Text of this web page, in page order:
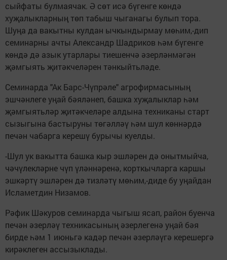
сыйфаты булмаячак. Ә сөт исә бүгенге көндә
хуҗалыкларның төп табыш чыганагы булып тора.
Шуңа да вакытны кулдан ычкындырмау мөһим,-дип
семинарны ачты Александр Шадриков һәм бүгенге
көндә дә азык утарлары тиешенчә әзерләнмәгән
җәмгыять җитәкчеләрен тәнкыйтьләде.
Семинарда "Ак Барс-Чүпрәле" агрофирмасының
эшчәнлеге уңай бәяләнеп, башка хуҗалыклар һәм
җәмгыятьләр җитәкчеләре алдына техниканы старт
сызыгына бастыруны төгәлләү һәм шул көннәрдә
печән чабарга керешү бурычы куелды.
-Шул ук вакытта башка кыр эшләрен дә онытмыйча,
чәчүлекләрне чүп үләннәренә, корткычларга каршы
эшкәртү эшләрен дә тизләтү мөһим,-диде бу уңайдан
Исламетдин Низамов.
Рәфик Шәкуров семинарда чыгыш ясап, район буенча
печән әзерләү техникасының әзерлегенә уңай бәя
бирде һәм 1 июньгә кадәр печән әзерләүгә керешергә
кирәклеген ассызыклады.